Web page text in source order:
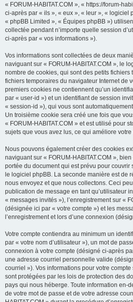
« FORUM-HABITAT.COM », « https://forum-
ci-après par « ils », « eux », « leur », « logiciel
« phpBB Limited », « Équipes phpBB »)
collectée pendant n’importe quelle session
ci-après par « vos informations »).
Vos informations sont collectées de deux
naviguant sur « FORUM-HABITAT.COM », le
nombre de cookies, qui sont des petits fichiers
fichiers temporaires du navigateur Internet de
premiers cookies ne contiennent qu’un
par « user-id ») et un identifiant de session
« session-id »), qui vous sont
Un troisième cookie sera créé une fois que
« FORUM-HABITAT.COM » et est utilisé pour
sujets que vous avez lus, ce qui améliore
Nous pouvons également créer des cookies
naviguant sur « FORUM-HABITAT.COM »,
portée du document qui est prévu pour
le logiciel phpBB. La seconde manière est de
nous envoyez et que nous collectons. Ceci
publication de message en tant qu’utilisateur
« messages invités »), l’enregistrement sur «
(désignée ici par « votre compte ») et les
l’enregistrement et lors d’une connexion
Votre compte contiendra au minimum un
par « votre nom d’utilisateur »), un mot de
connexion à votre compte (désigné ci-après
une adresse courriel personnelle valide
courriel »). Vos informations pour votre compte
sont protégées par les lois de protection des
pays qui nous héberge. Toute information en-
de votre mot de passe et de votre adresse